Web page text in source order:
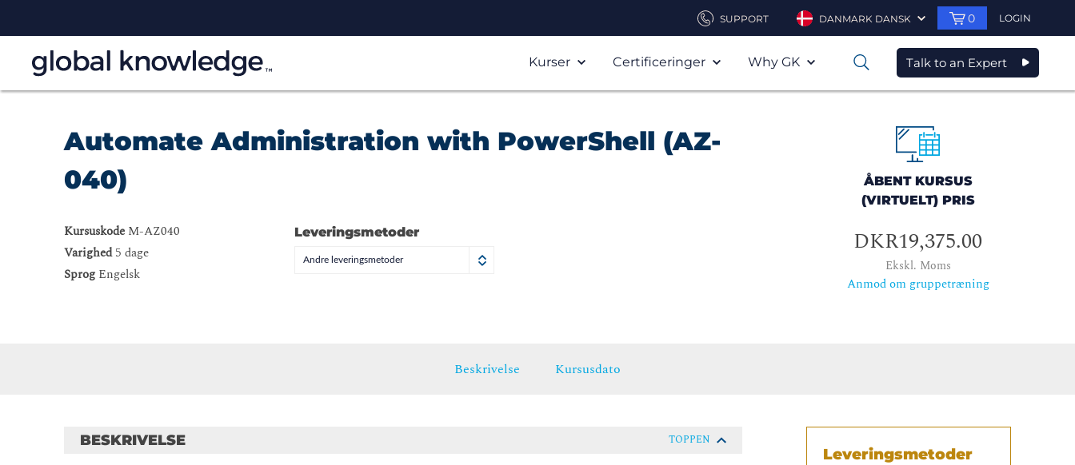
SUPPORT DANMARK DANSK 0 LOGIN
Kurser Certificeringer Why GK 0 Talk to an Expert
Automate Administration with PowerShell (AZ-
040)
Kursuskode M-AZ040
Varighed5 dage
Sprog Engelsk
Leveringsmetoder
Andre leveringsmetoder
ÅBENT KURSUS
(VIRTUELT) PRIS
DKR19,375.00
Ekskl. Moms
Anmod om gruppetræning
Beskrivelse Kursusdato
Leveringsmetoder
BESKRIVELSE TOPPEN